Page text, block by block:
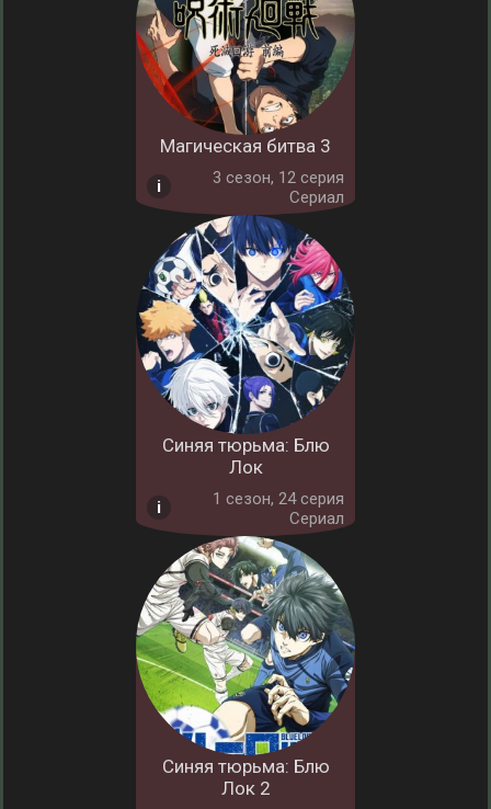
Магическая битва 3
3 cезон, 12 серия
Сериал
Синяя тюрьма: Блю
Лок
1 cезон, 24 серия
Сериал
Синяя тюрьма: Блю
Лок 2